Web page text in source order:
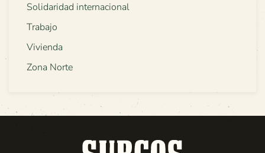
Solidaridad internacional
Trabajo
Vivienda
Zona Norte